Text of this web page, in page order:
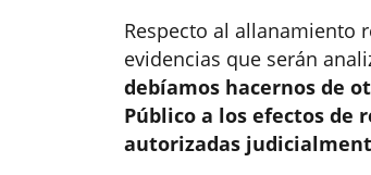
Respecto al allanamiento
evidencias que serán
debíamos hacernos de
Público a los efectos de
autorizadas